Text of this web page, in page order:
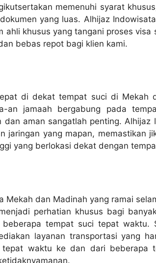
memenuhi syarat
yang luas. Alhijaz
ahli khusus yang tangani proses visa
bebas repot bagi klien kami.
di dekat tempat suci di Mekah
an jamaah bergabung pada
dan aman sangatlah penting. Alhijaz
jaringan yang mapan, memastikan
yang berlokasi dekat dengan
Mekah dan Madinah yang ramai
perhatian khusus bagi
tempat suci tepat waktu.
layanan transportasi yang
waktu ke dan dari beberapa